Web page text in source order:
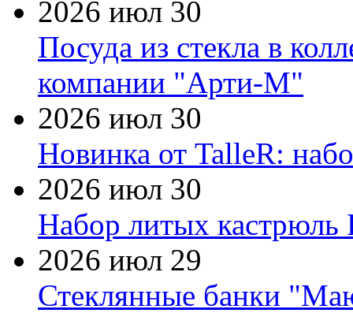
2026 июл 30
Посуда из стекла в
компании "Арти-М"
2026 июл 30
Новинка от TalleR:
2026 июл 30
Набор литых кастрюль
2026 июл 29
Стеклянные банки